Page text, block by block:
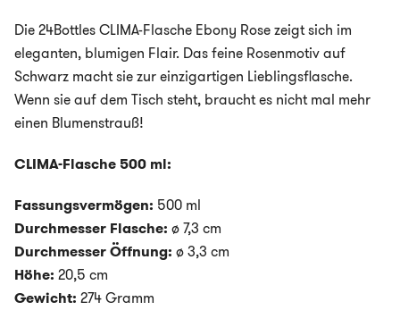
Die 24Bottles CLIMA-Flasche Ebony Rose zeigt sich im
eleganten, blumigen Flair. Das feine Rosenmotiv auf
Schwarz macht sie zur einzigartigen Lieblingsflasche.
Wenn sie auf dem Tisch steht, braucht es nicht mal mehr
einen Blumenstrauß!
CLIMA-Flasche 500 ml:
Fassungsvermögen: 500 ml
Durchmesser Flasche: ø 7,3 cm
Durchmesser Öffnung: ø 3,3 cm
Höhe: 20,5 cm
Gewicht: 274 Gramm